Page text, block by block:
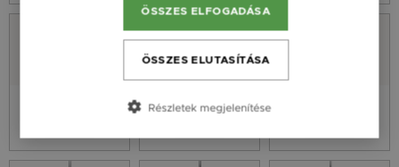
7 x 10 mm
ÖSSZES ELFOGADÁSA
ÖSSZES ELUTASÍTÁSA
Részletek megjelenítése